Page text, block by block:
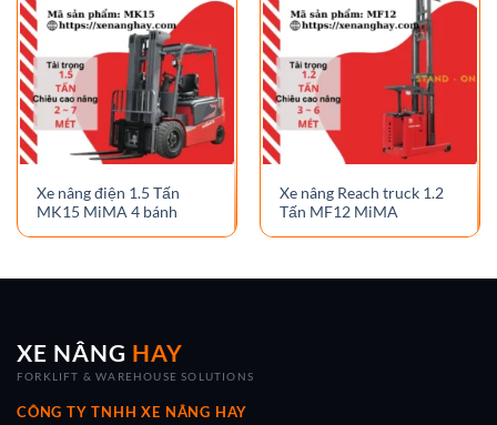
Xe nâng điện 1.5 Tấn
MK15 MiMA 4 bánh
Xe nâng Reach truck 1.2
Tấn MF12 MiMA
XE NÂNG HAY
FORKLIFT & WAREHOUSE SOLUTIONS
CÔNG TY TNHH XE NÂNG HAY